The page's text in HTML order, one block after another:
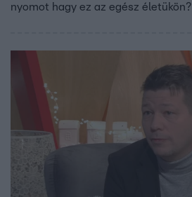
nyomot hagy ez az egész életükön?